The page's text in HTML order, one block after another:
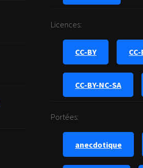
Licences:
CC-BY
CC-BY-NC-SA
Portées:
anecdotique